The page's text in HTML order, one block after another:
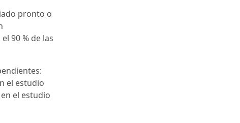
pronto o
90 % de las
el estudio
el estudio